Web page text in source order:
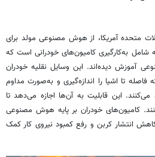
متحده آمریکا، از هوش مصنوعی مولد برای
شامل به‌کارگیری کامیون‌های خودرانیاست که
آموزش دیده‌اند. این وسایل نقلیه خودران
فاصله تا اشیا را اندازه‌گیری و به‌صورت مداوم
این قابلیت به آن‌ها اجازه می‌دهد تا
خودران بر پایه هوش مصنوعی
انتشار کربن و رفع کمبود نیروی کار کمک